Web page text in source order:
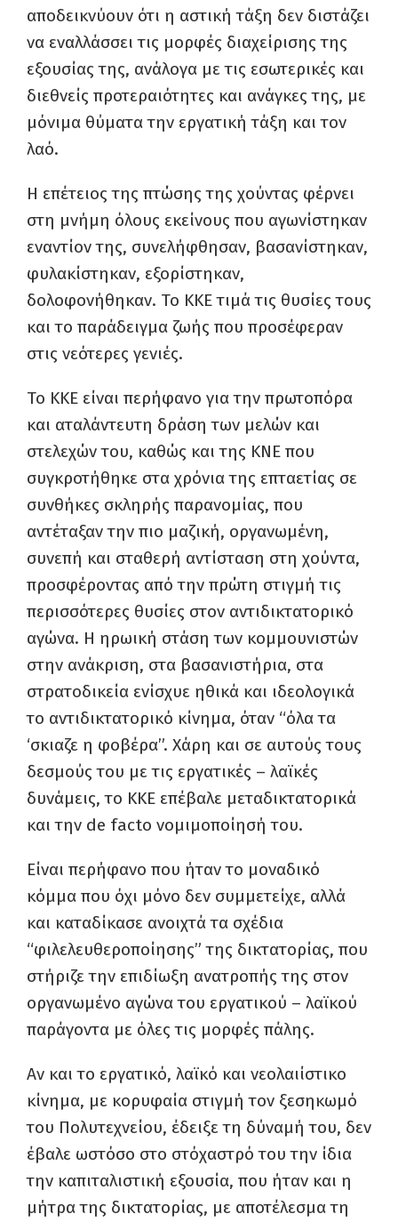
αποδεικνύουν ότι η αστική τάξη δεν διστάζει
να εναλλάσσει τις μορφές διαχείρισης της
εξουσίας της, ανάλογα με τις εσωτερικές και
διεθνείς προτεραιότητες και ανάγκες της, με
μόνιμα θύματα την εργατική τάξη και τον
λαό.
Η επέτειος της πτώσης της χούντας φέρνει
στη μνήμη όλους εκείνους που αγωνίστηκαν
εναντίον της, συνελήφθησαν, βασανίστηκαν,
φυλακίστηκαν, εξορίστηκαν,
δολοφονήθηκαν. Το ΚΚΕ τιμά τις θυσίες τους
και το παράδειγμα ζωής που προσέφεραν
στις νεότερες γενιές.
Το ΚΚΕ είναι περήφανο για την πρωτοπόρα
και αταλάντευτη δράση των μελών και
στελεχών του, καθώς και της ΚΝΕ που
συγκροτήθηκε στα χρόνια της επταετίας σε
συνθήκες σκληρής παρανομίας, που
αντέταξαν την πιο μαζική, οργανωμένη,
συνεπή και σταθερή αντίσταση στη χούντα,
προσφέροντας από την πρώτη στιγμή τις
περισσότερες θυσίες στον αντιδικτατορικό
αγώνα. Η ηρωική στάση των κομμουνιστών
στην ανάκριση, στα βασανιστήρια, στα
στρατοδικεία ενίσχυε ηθικά και ιδεολογικά
το αντιδικτατορικό κίνημα, όταν “όλα τα
‘σκιαζε η φοβέρα”. Χάρη και σε αυτούς τους
δεσμούς του με τις εργατικές – λαϊκές
δυνάμεις, το ΚΚΕ επέβαλε μεταδικτατορικά
και την de facto νομιμοποίησή του.
Είναι περήφανο που ήταν το μοναδικό
κόμμα που όχι μόνο δεν συμμετείχε, αλλά
και καταδίκασε ανοιχτά τα σχέδια
“φιλελευθεροποίησης” της δικτατορίας, που
στήριζε την επιδίωξη ανατροπής της στον
οργανωμένο αγώνα του εργατικού – λαϊκού
παράγοντα με όλες τις μορφές πάλης.
Αν και το εργατικό, λαϊκό και νεολαιίστικο
κίνημα, με κορυφαία στιγμή τον ξεσηκωμό
του Πολυτεχνείου, έδειξε τη δύναμή του, δεν
έβαλε ωστόσο στο στόχαστρό του την ίδια
την καπιταλιστική εξουσία, που ήταν και η
μήτρα της δικτατορίας, με αποτέλεσμα τη